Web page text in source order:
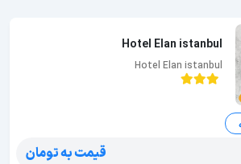
Hotel Elan istanbul
Hotel Elan istanbul
قیمت به تومان